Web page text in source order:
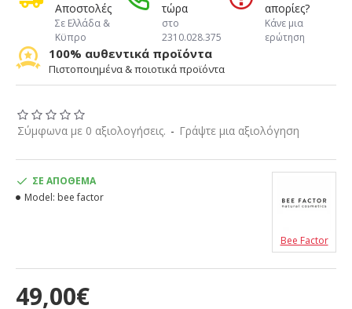
Αποστολές
Σε Ελλάδα &
Κϋπρο
τώρα
στο
2310.028.375
απορίες?
Κάνε μια
ερώτηση
100% αυθεντικά προϊόντα
Πιστοποιημένα & ποιοτικά προϊόντα
Σύμφωνα με 0 αξιολογήσεις. - Γράψτε μια αξιολόγηση
49,00€
ΣΕ ΑΠΌΘΕΜΑ
Model: bee factor
Bee Factor